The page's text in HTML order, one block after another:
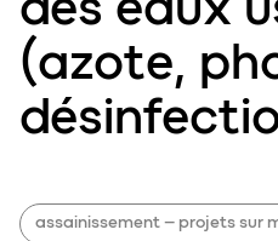
(azote,
assainissement – projets sur